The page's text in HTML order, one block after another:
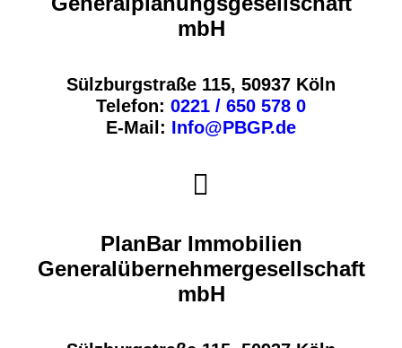
mbH
Sülzburgstraße 115, 50937 Köln
Telefon: 0221 / 650 578 0
E-Mail: Info@PBGP.de
PlanBar Immobilien
Generalübernehmergesellschaft
mbH